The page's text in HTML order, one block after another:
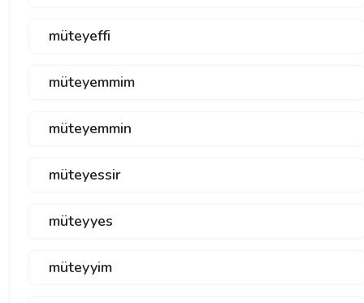
müteyeffi
müteyemmim
müteyemmin
müteyessir
müteyyes
müteyyim